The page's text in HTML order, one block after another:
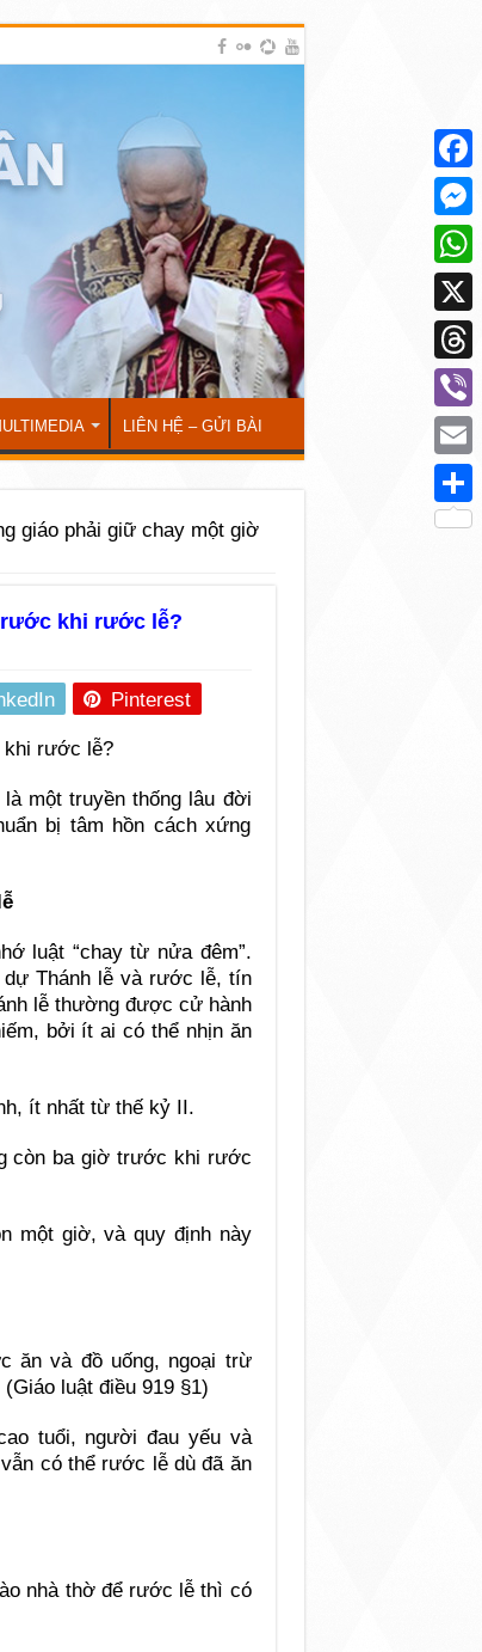
LIÊN HỆ – GỬI BÀI
giáo phải giữ chay một giờ
khi rước lễ?
Pinterest
một truyền thống lâu đời
bị tâm hồn cách xứng
luật “chay từ nửa đêm”.
dự Thánh lễ và rước lễ, tín
lễ thường được cử hành
bởi ít ai có thể nhịn ăn
ít nhất từ thế kỷ II.
còn ba giờ trước khi rước
một giờ, và quy định này
ăn và đồ uống, ngoại trừ
luật điều 919 §1)
tuổi, người đau yếu và
có thể rước lễ dù đã ăn
nhà thờ để rước lễ thì có
X
Viber